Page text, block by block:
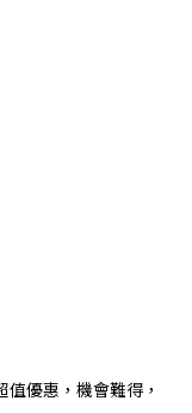
優惠，機會難得，